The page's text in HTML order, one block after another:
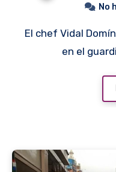
No
El chef Vidal Domínguez Díaz se ha convertido
en el